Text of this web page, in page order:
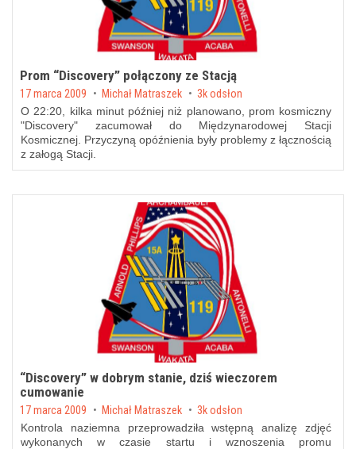
Prom “Discovery” połączony ze Stacją
Posted on
17 marca 2009 by Michał Matraszek 3k odsłon
O 22:20, kilka minut później niż planowano, prom kosmiczny
"Discovery" zacumował do Międzynarodowej Stacji
Kosmicznej. Przyczyną opóźnienia były problemy z łącznością
z załogą Stacji.
“Discovery” w dobrym stanie, dziś wieczorem
cumowanie
Posted on
17 marca 2009 by Michał Matraszek 3k odsłon
Kontrola naziemna przeprowadziła wstępną analizę zdjęć
wykonanych w czasie startu i wznoszenia promu